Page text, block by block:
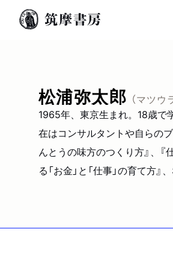
松浦弥太郎 （マツウ
1965年、東京生まれ。18歳で
在はコンサルタントや自らの
んとうの味方のつくり方』、
る「お金」と「仕事」の育て方』、